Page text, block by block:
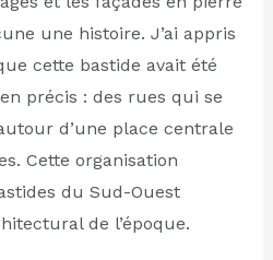
une histoire. J’ai appris
cette bastide avait été
précis : des rues qui se
d’une place centrale
Cette organisation
du Sud-Ouest
de l’époque.